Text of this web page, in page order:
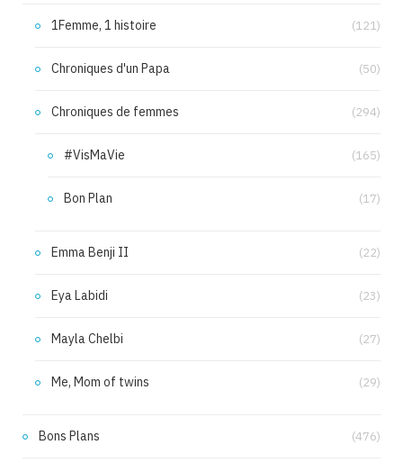
1Femme, 1 histoire (121)
Chroniques d'un Papa (50)
Chroniques de femmes (294)
#VisMaVie (165)
Bon Plan (17)
Emma Benji II (22)
Eya Labidi (23)
Mayla Chelbi (27)
Me, Mom of twins (29)
Bons Plans (476)